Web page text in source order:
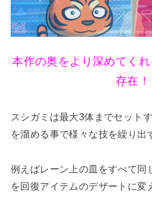
本作の奥をより深めてく
存在！
スシガミは最大3体までセット
を溜める事で様々な技を繰り出
例えばレーン上の皿をすべて同
を回復アイテムのデザートに変